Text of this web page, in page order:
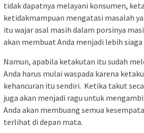
tidak dapatnya melayani konsumen,
ketidakmampuan mengatasi masalah
itu wajar asal masih dalam porsinya
akan membuat Anda menjadi lebih
Namun, apabila ketakutan itu sudah
Anda harus mulai waspada karena
kehancuran itu sendiri. Ketika takut
juga akan menjadi ragu untuk
Anda akan membuang semua
terlihat di depan mata.